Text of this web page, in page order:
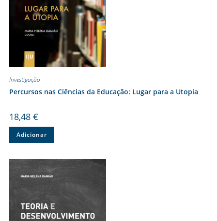
Investigação
Percursos nas Ciências da Educação: Lugar para a Utopia
18,48 €
Adicionar